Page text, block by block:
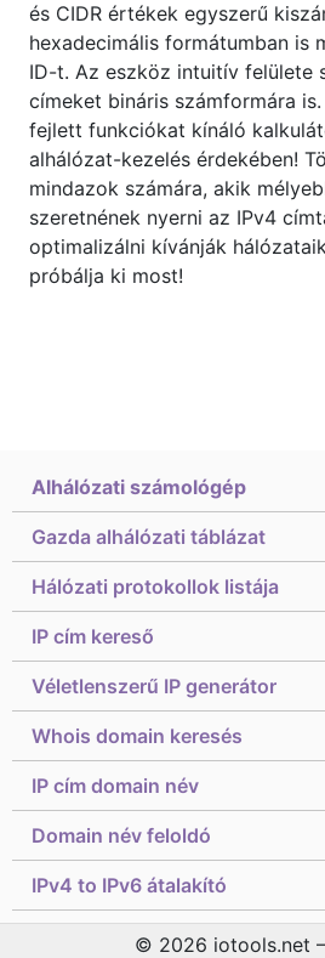
Alhálózati számológép
Gazda alhálózati táblázat
Hálózati protokollok listája
IP cím kereső
Véletlenszerű IP generátor
Whois domain keresés
IP cím domain név
Domain név feloldó
IPv4 to IPv6 átalakító
és CIDR értékek egyszerű
hexadecimális formátumban is
ID-t. Az eszköz intuitív felülete
címeket bináris számformára
fejlett funkciókat kínáló
alhálózat-kezelés érdekében!
mindazok számára, akik
szeretnének nyerni az IPv4
optimalizálni kívánják
próbálja ki most!
© 2026 iotools.net